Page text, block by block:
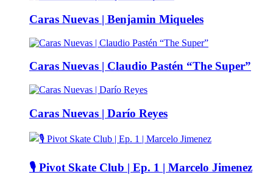
Caras Nuevas | Benjamin Miqueles
Caras Nuevas | Claudio Pastén “The Super”
Caras Nuevas | Darío Reyes
🎙️ Pivot Skate Club | Ep. 1 | Marcelo Jimenez